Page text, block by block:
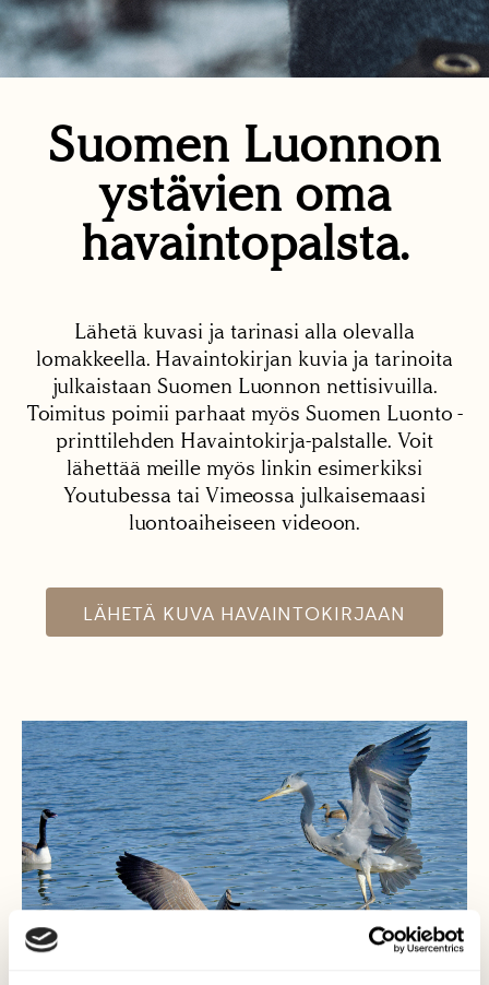
Suomen Luonnon
ystävien oma
havaintopalsta.
Lähetä kuvasi ja tarinasi alla olevalla
lomakkeella. Havaintokirjan kuvia ja tarinoita
julkaistaan Suomen Luonnon nettisivuilla.
Toimitus poimii parhaat myös Suomen Luonto -
printtilehden Havaintokirja-palstalle. Voit
lähettää meille myös linkin esimerkiksi
Youtubessa tai Vimeossa julkaisemaasi
luontoaiheiseen videoon.
LÄHETÄ KUVA HAVAINTOKIRJAAN